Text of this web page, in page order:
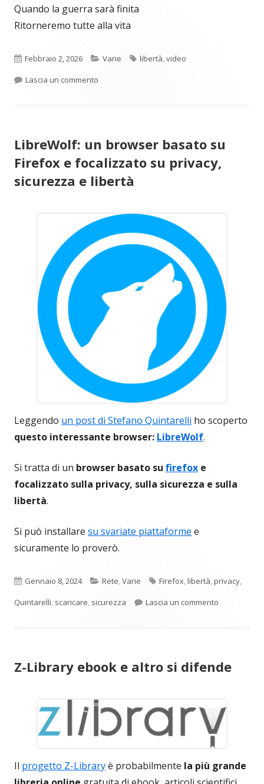
Quando la guerra sarà finita
Ritorneremo tutte alla vita
Pubblicato
Febbraio 2, 2026 Categorie
Varie Tag
libertà,video
Lascia un commento
LibreWolf: un browser basato su
Firefox e focalizzato su privacy,
sicurezza e libertà
Leggendo un post di Stefano Quintarelli ho scoperto
questo interessante browser: LibreWolf.
Si tratta di un browser basato su firefox e
focalizzato sulla privacy, sulla sicurezza e sulla
libertà.
Si può installare su svariate piattaforme e
sicuramente lo proverò.
Pubblicato
Gennaio 8, 2024 Categorie
Rete,Varie Tag
Firefox,libertà,privacy,
Quintarelli, scaricare, sicurezza Lascia un commento
Z-Library ebook e altro si difende
Il progetto Z-Libraryè probabilmente la più grande